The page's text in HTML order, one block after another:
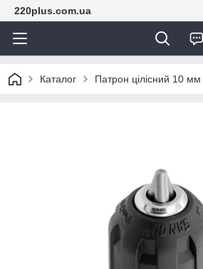
220plus.com.ua
Каталог Патрон цілісний 10